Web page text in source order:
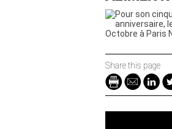
Pour son
anniversaire,
Octobre à Paris
Share this page